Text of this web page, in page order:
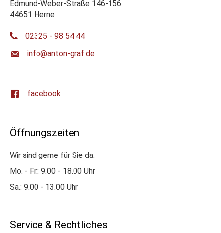
Edmund-Weber-Straße 146-156
44651 Herne
02325 - 98 54 44
ed.farg-notna@ofni
facebook
Öffnungszeiten
Wir sind gerne für Sie da:
Mo. - Fr.: 9.00 - 18.00 Uhr
Sa.: 9.00 - 13.00 Uhr
Service & Rechtliches